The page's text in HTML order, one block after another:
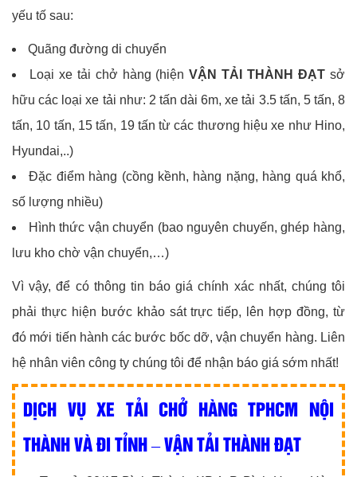
yếu tố sau:
Quãng đường di chuyển
Loại xe tải chở hàng (hiệnVẬN TẢI THÀNH ĐẠT sở
hữu các loại xe tải như: 2 tấn dài 6m, xe tải 3.5 tấn, 5 tấn, 8
tấn, 10 tấn, 15 tấn, 19 tấn từ các thương hiệu xe như Hino,
Hyundai,..)
Đặc điểm hàng (cồng kềnh, hàng nặng, hàng quá khổ,
số lượng nhiều)
Hình thức vận chuyển (bao nguyên chuyến, ghép hàng,
lưu kho chờ vận chuyển,…)
Vì vậy, để có thông tin báo giá chính xác nhất, chúng tôi
phải thực hiện bước khảo sát trực tiếp, lên hợp đồng, từ
đó mới tiến hành các bước bốc dỡ, vận chuyển hàng. Liên
hệ nhân viên công ty chúng tôi để nhận báo giá sớm nhất!
DỊCH VỤ XE TẢI CHỞ HÀNG TPHCM NỘI
THÀNH VÀ ĐI TỈNH – VẬN TẢI THÀNH ĐẠT